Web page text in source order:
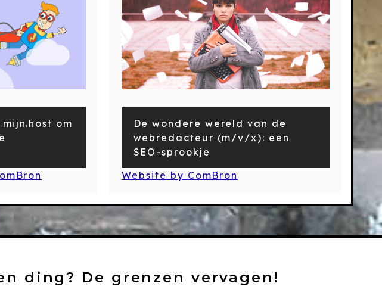
om
De wondere wereld van de
webredacteur (m/v/x): een
SEO-sprookje
Website by ComBron
ding? De grenzen vervagen!